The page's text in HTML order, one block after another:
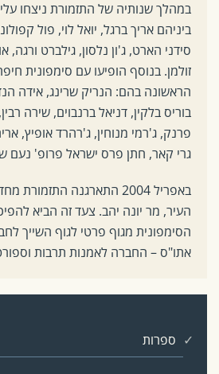
במהלך שנותיה של התזמורת ניצחו
ביניהם אריך ברגל, יואל לוי, פול
סידני הארט, ג'ון נלסון, גילברט ורגה,
זולמן. בנוסף הופיעו עם סימפונית
הראשונה בהם: הנריק שרינג, אידה
בוריס בלקין, דניאל ברנבוים, שירה
פרנק, ג'רמי מנוחין, ג'רהרד אופיץ,
גרי קאר, חתן פרס ישראל פרופ' נעם
באפריל 2004 התארגנה
העיר, מר יונה יהב. צעד זה הביא
הסימפונית מגוף פרטי לגוף השייך
אתו"ס – החברה לאמנות תרבות
ספרות